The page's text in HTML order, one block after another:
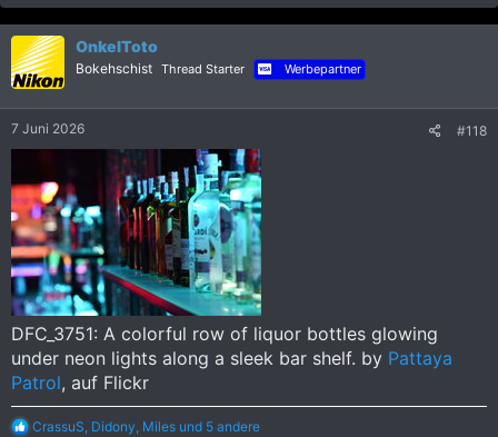
a
k
t
i
o
n
:
OnkelToto
Bokehschist Thread Starter Werbepartner
7 Juni 2026 #118
DFC_3751: A colorful row of liquor bottles glowing
under neon lights along a sleek bar shelf. by Pattaya
Patrol, auf Flickr
R
CrassuS Didony Miles und 5 andere